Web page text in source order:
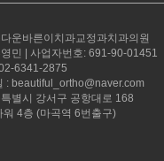
운바른이치과교정과치과의원
민 | 사업자번호: 691-90-01451
6341-2875
: beautiful_ortho@naver.com
별시 강서구 공항대로 168
워 4층 (마곡역 6번출구)